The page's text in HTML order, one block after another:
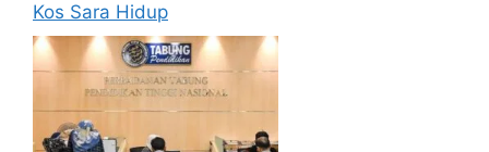
Kos Sara Hidup